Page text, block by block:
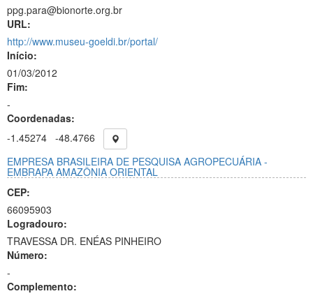
ppg.para@bionorte.org.br
URL:
http://www.museu-goeldi.br/portal/
Início:
01/03/2012
Fim:
-
Coordenadas:
-1.45274 -48.4766
EMPRESA BRASILEIRA DE PESQUISA AGROPECUÁRIA -
EMBRAPA AMAZÔNIA ORIENTAL
CEP:
66095903
Logradouro:
TRAVESSA DR. ENÉAS PINHEIRO
Número:
-
Complemento: